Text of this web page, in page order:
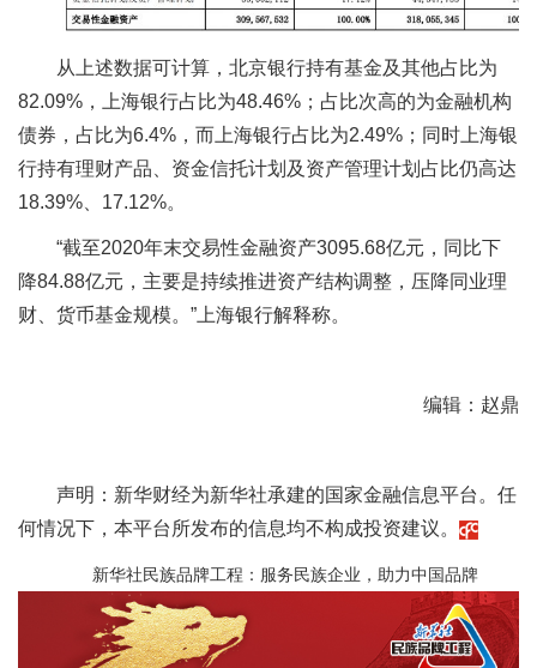
从上述数据可计算，北京银行持有基金及其他占比为
82.09%，上海银行占比为48.46%；占比次高的为金融机构
债券，占比为6.4%，而上海银行占比为2.49%；同时上海银
行持有理财产品、资金信托计划及资产管理计划占比仍高达
18.39%、17.12%。
“截至2020年末交易性金融资产3095.68亿元，同比下
降84.88亿元，主要是持续推进资产结构调整，压降同业理
财、货币基金规模。”上海银行解释称。
编辑：赵鼎
声明：新华财经为新华社承建的国家金融信息平台。任
何情况下，本平台所发布的信息均不构成投资建议。
新华社民族品牌工程：服务民族企业，助力中国品牌